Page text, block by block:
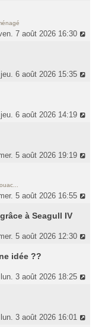
7 août 2026 16:30
6 août 2026 15:35
6 août 2026 14:19
5 août 2026 19:19
5 août 2026 16:55
à Seagull IV
5 août 2026 12:30
idée ??
3 août 2026 18:25
3 août 2026 16:01